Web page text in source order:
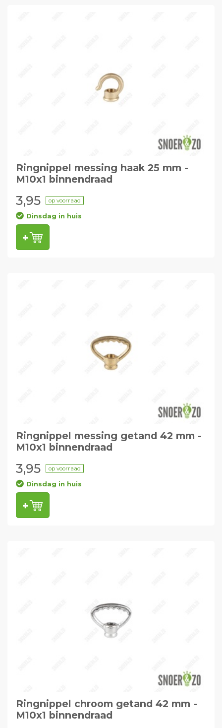
Ringnippel messing haak 25 mm -
M10x1 binnendraad
3,95 op voorraad
Dinsdag in huis
Ringnippel messing getand 42 mm -
M10x1 binnendraad
3,95 op voorraad
Dinsdag in huis
Ringnippel chroom getand 42 mm -
M10x1 binnendraad